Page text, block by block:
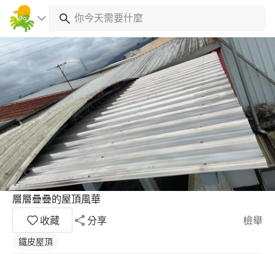
層層疊疊的屋頂風華
收藏
分享 檢舉
鐵皮屋頂